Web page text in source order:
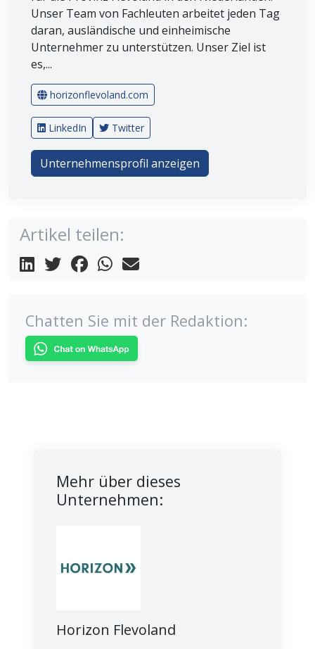
Unser Team von Fachleuten arbeitet jeden Tag
daran, ausländische und einheimische
Unternehmer zu unterstützen. Unser Ziel ist
es,...
horizonflevoland.com
LinkedIn Twitter
Unternehmensprofil anzeigen
Artikel teilen:
Chatten Sie mit der Redaktion:
Mehr über dieses
Unternehmen:
Horizon Flevoland